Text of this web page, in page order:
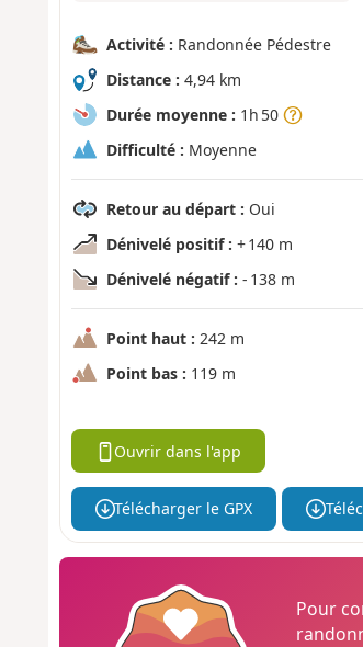
Activité : Randonnée Pédestre
Distance : 4,94 km
Durée moyenne : 1h 50
Difficulté : Moyenne
Retour au départ : Oui
Dénivelé positif : + 140 m
Dénivelé négatif : - 138 m
Point haut : 242 m
Point bas : 119 m
Ouvrir dans l'app
Télécharger le GPX
Pour